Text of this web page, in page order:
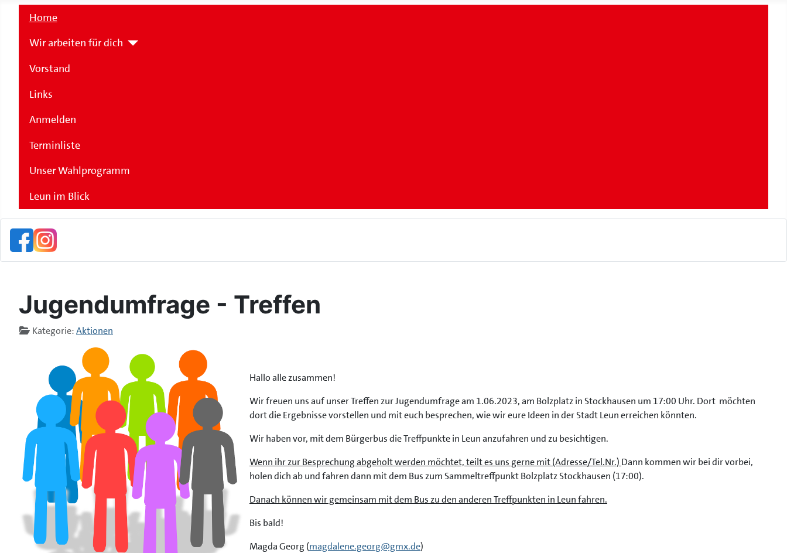
Home
Wir arbeiten für dich
Vorstand
Links
Anmelden
Terminliste
Unser Wahlprogramm
Leun im Blick
Jugendumfrage - Treffen
DetailsKategorie:Aktionen
Hallo alle zusammen!
Wir freuen uns auf unser Treffen zur Jugendumfrage am 1.06.2023, am Bolzplatz in Stockhausen um 17:00 Uhr. Dort möchten
dort die Ergebnisse vorstellen und mit euch besprechen, wie wir eure Ideen in der Stadt Leun erreichen könnten.
Wir haben vor, mit dem Bürgerbus die Treffpunkte in Leun anzufahren und zu besichtigen.
Wenn ihr zur Besprechung abgeholt werden möchtet, teilt es uns gerne mit (Adresse/Tel.Nr.) Dann kommen wir bei dir vorbei,
holen dich ab und fahren dann mit dem Bus zum Sammeltreffpunkt Bolzplatz Stockhausen (17:00).
Danach können wir gemeinsam mit dem Bus zu den anderen Treffpunkten in Leun fahren.
Bis bald!
Magda Georg (magdalene.georg@gmx.de)